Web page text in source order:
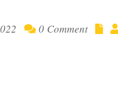
0 Comment